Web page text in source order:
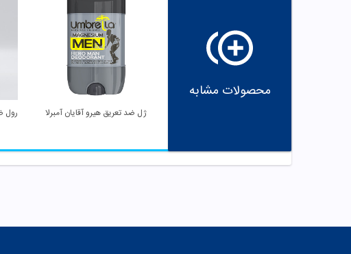
محصولات مشابه
ژل ضد تعریق هیرو آقایان آمبرلا